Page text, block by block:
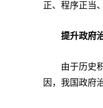
正、程序正当
提升政府
由于历史积
因，我国政府